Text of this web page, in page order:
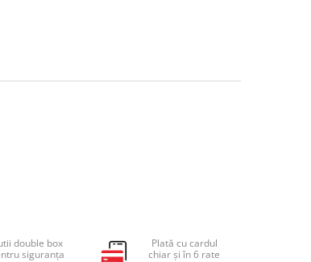
double box
siguranța
Plată cu cardul
chiar și în 6 rate